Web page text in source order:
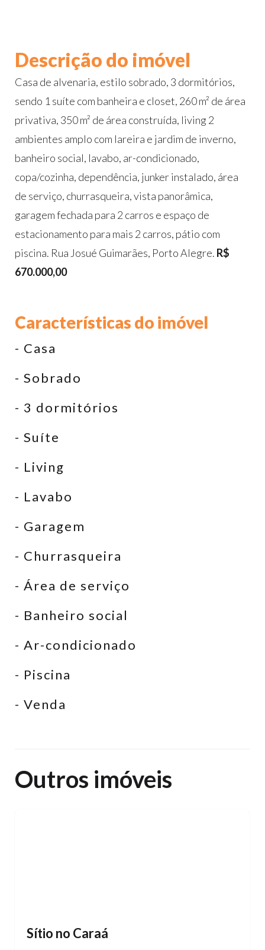
Descrição do imóvel
Casa de alvenaria, estilo sobrado, 3 dormitórios,
sendo 1 suíte com banheira e closet, 260 m² de área
privativa, 350 m² de área construída, living 2
ambientes amplo com lareira e jardim de inverno,
banheiro social, lavabo, ar-condicionado,
copa/cozinha, dependência, junker instalado, área
de serviço, churrasqueira, vista panorâmica,
garagem fechada para 2 carros e espaço de
estacionamento para mais 2 carros, pátio com
piscina. Rua Josué Guimarães, Porto Alegre. R$
670.000,00
Características do imóvel
- Casa
- Sobrado
- 3 dormitórios
- Suíte
- Living
- Lavabo
- Garagem
- Churrasqueira
- Área de serviço
- Banheiro social
- Ar-condicionado
- Piscina
- Venda
Outros imóveis
Sítio no Caraá